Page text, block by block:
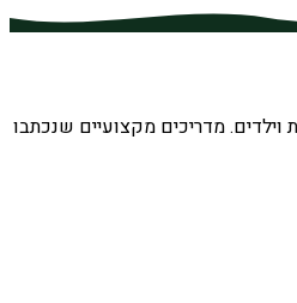
וילדים. מדריכים מקצועיים שנכתבו